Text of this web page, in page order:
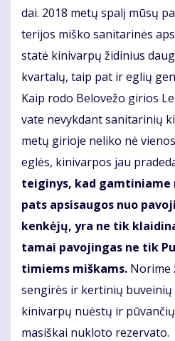
dai. 2018 me­tų spa­lį mū­sų
te­ri­jos miš­ko sa­ni­ta­ri­nės
sta­tė ki­ni­var­pų ži­di­nius
kvar­ta­lų, taip pat ir eg­lių
Kaip ro­do Be­lo­ve­žo gi­rios
va­te ne­vyk­dant sa­ni­ta­ri­nių
me­tų gi­rio­je ne­li­ko nė
eg­lės, ki­ni­var­pos jau
tei­gi­nys, kad gam­ti­nia­me
pats ap­si­sau­gos nuo
ken­kė­jų, yra ne tik
ta­mai pa­vo­jin­gas ne tik
ti­miems miš­kams. No­ri­me
sen­gi­rės ir ker­ti­nių
ki­ni­var­pų nu­ės­tų ir
ma­siš­kai nu­klo­to re­zer­va­to.